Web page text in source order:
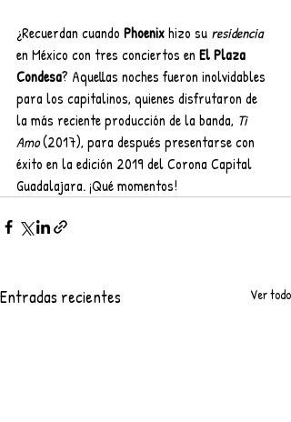
¿Recuerdan cuando Phoenix hizo su residencia
en México con tres conciertos en El Plaza
Condesa? Aquellas noches fueron inolvidables
para los capitalinos, quienes disfrutaron de
la más reciente producción de la banda, Ti
Amo (2017), para después presentarse con
éxito en la edición 2019 del Corona Capital
Guadalajara. ¡Qué momentos!
Entradas recientes Ver todo